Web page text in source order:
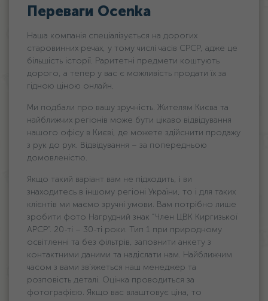
Переваги Ocenka
Наша компанія спеціалізується на дорогих
старовинних речах, у тому числі часів СРСР, адже це
більшість історії. Раритетні предмети коштують
дорого, а тепер у вас є можливість продати їх за
гідною ціною онлайн.
Ми подбали про вашу зручність. Жителям Києва та
найближчих регіонів може бути цікаво відвідування
нашого офісу в Києві, де можете здійснити продажу
з рук до рук. Відвідування – за попередньою
домовленістю.
Якщо такий варіант вам не підходить, і ви
знаходитесь в іншому регіоні України, то і для таких
клієнтів ми маємо зручні умови. Вам потрібно лише
зробити фото Нагрудний знак “Член ЦВК Киргизької
АРСР”. 20-ті – 30-ті роки. Тип 1 при природному
освітленні та без фільтрів, заповнити анкету з
контактними даними та надіслати нам. Найближчим
часом з вами зв’яжеться наш менеджер та
розповість деталі. Оцінка проводиться за
фотографією. Якщо вас влаштовує ціна, то